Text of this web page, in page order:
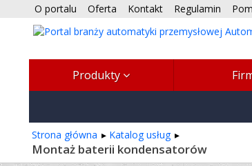
O portalu Oferta Kontakt Regulamin
Produkty
Strona główna Katalog usług
Montaż baterii kondensatorów